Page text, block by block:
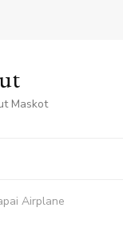
Maskot
Airplane